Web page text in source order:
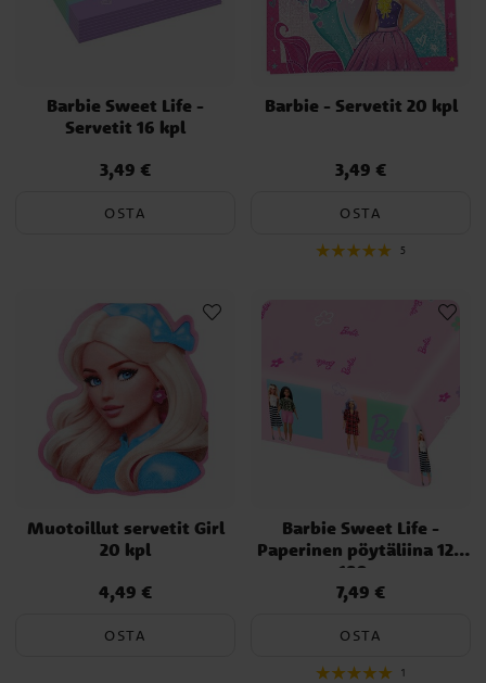
Barbie Sweet Life -
Servetit 16 kpl
Hinta:3,49 €
3,49 €
OSTA
Barbie - Servetit 20 kpl
Hinta:3,49 €
3,49 €
OSTA
5
Muotoillut servetit Girl
20 kpl
Hinta:4,49 €
4,49 €
OSTA
Barbie Sweet Life -
Paperinen pöytäliina 120
x 180 cm
Hinta:7,49 €
7,49 €
OSTA
1